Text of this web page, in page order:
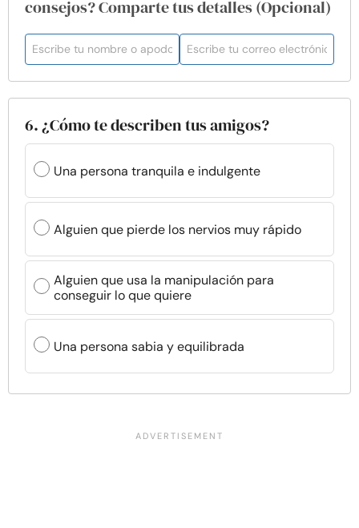
consejos? Comparte tus detalles (Opcional)
6. ¿Cómo te describen tus amigos?
Una persona tranquila e indulgente
Alguien que pierde los nervios muy rápido
Alguien que usa la manipulación para
conseguir lo que quiere
Una persona sabia y equilibrada